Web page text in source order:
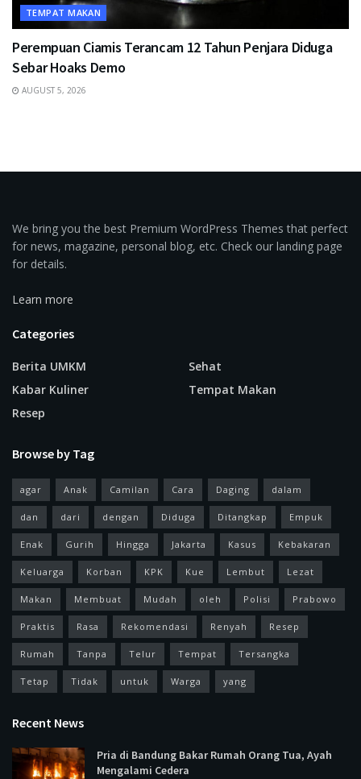
TEMPAT MAKAN
Perempuan Ciamis Terancam 12 Tahun Penjara Diduga
Sebar Hoaks Demo
AUGUST 5, 2026
We bring you the best Premium WordPress Themes that perfect
for news, magazine, personal blog, etc. Check our landing page
for details.
Learn more
Categories
Berita UMKM
Kabar Kuliner
Resep
Sehat
Tempat Makan
Browse by Tag
agar Anak Camilan Cara Daging dalam
dan dari dengan Diduga Ditangkap Empuk
Enak Gurih Hingga Jakarta Kasus Kebakaran
Keluarga Korban KPK Kue Lembut Lezat
Makan Membuat Mudah oleh Polisi Prabowo
Praktis Rasa Rekomendasi Renyah Resep
Rumah Tanpa Telur Tempat Tersangka
Tetap Tidak untuk Warga yang
Recent News
Pria di Bandung Bakar Rumah Orang Tua, Ayah
Mengalami Cedera